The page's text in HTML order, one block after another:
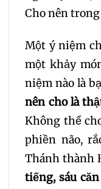
Cho nên
Một ý niệm
một khảy
niệm nào là
nên cho là
Không thể
phiền não,
Thánh thành
tiếng, sáu